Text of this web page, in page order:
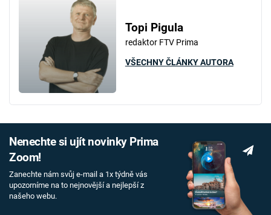
Topi Pigula
redaktor FTV Prima
VŠECHNY ČLÁNKY AUTORA
Nenechte si ujít novinky Prima
Zoom!
Zanechte nám svůj e-mail a 1x týdně vás
upozorníme na to nejnovější a nejlepší z
našeho webu.